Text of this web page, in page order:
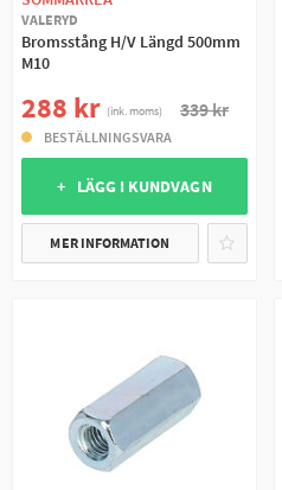
VALERYD
Bromsstång H/V Längd 500mm
M10
288 kr (ink. moms) 339 kr
BESTÄLLNINGSVARA
+ LÄGG I KUNDVAGN
MER INFORMATION